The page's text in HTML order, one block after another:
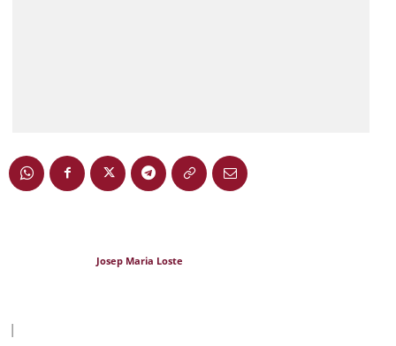
Josep Maria Loste
|